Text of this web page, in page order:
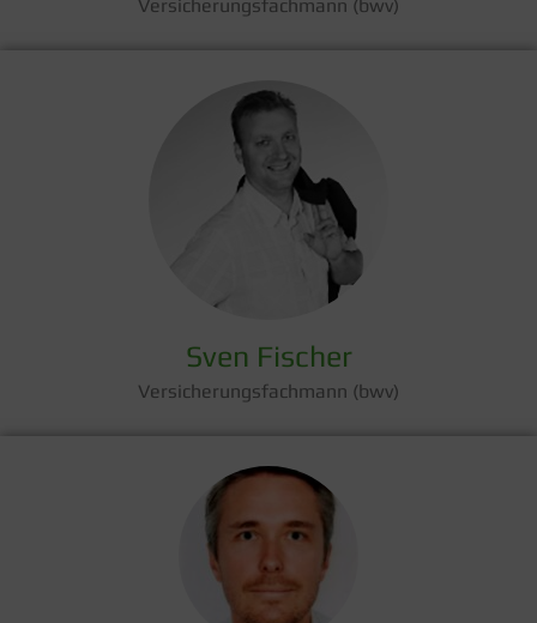
Versicherungsfachmann (bwv)
Sven Fischer
Versicherungsfachmann (bwv)